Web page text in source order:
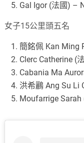
Gal Igor (法國) –
女子15公里頭五名
簡銘佩 Kan Ming
Clerc Catherine (
Cabania Ma
洪希鸝 Ang Su Li
Moufarrige